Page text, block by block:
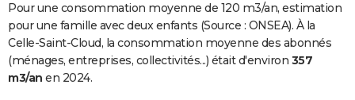
Pour une consommation moyenne de 120 m3/an, estimation
pour une famille avec deux enfants (Source : ONSEA). À la
Celle-Saint-Cloud, la consommation moyenne des abonnés
(ménages, entreprises, collectivités...) était d'environ 357
m3/an en 2024.